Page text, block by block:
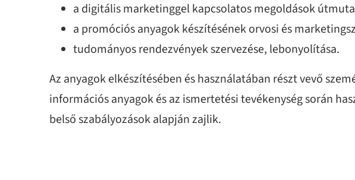
a digitális marketinggel kapcsolatos megoldások
a promóciós anyagok készítésének orvosi és
tudományos rendezvények szervezése, lebonyolítása.
Az anyagok elkészítésében és használatában részt vevő
információs anyagok és az ismertetési tevékenység során
belső szabályozások alapján zajlik.